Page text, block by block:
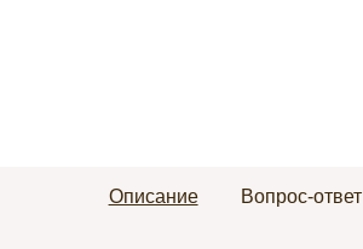
Описание Вопрос-ответ